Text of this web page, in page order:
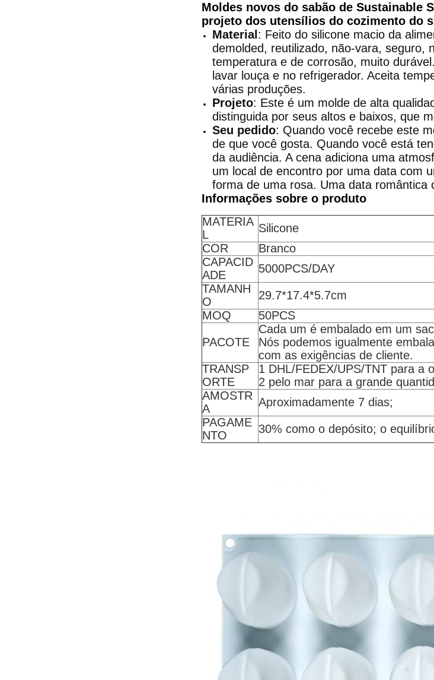
Moldes novos do sabão de Sustainable
projeto dos utensílios do cozimento do
Material : Feito do silicone macio da
demolded, reutilizado, não-vara, seguro,
temperatura e de corrosão, muito
lavar louça e no refrigerador. Aceita
várias produções.
Projeto: Este é um molde de alta
distinguida por seus altos e baixos, que
Seu pedido: Quando você recebe este
de que você gosta. Quando você está
da audiência. A cena adiciona uma
um local de encontro por uma data com
forma de uma rosa. Uma data romântica
Informações sobre o produto
MATERIA
L
Silicone
COR
Branco
CAPACID
ADE
5000PCS/DAY
TAMANH
O
29.7*17.4*5.7cm
MOQ
50PCS
PACOTE
Cada um é embalado em um
Nós podemos igualmente
com as exigências de cliente.
TRANSP
ORTE
1 DHL/FEDEX/UPS/TNT para a
2 pelo mar para a grande
AMOSTR
A
Aproximadamente 7 dias;
PAGAME
NTO
30% como o depósito; o